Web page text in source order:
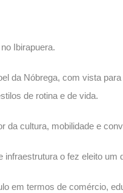
no Ibirapuera.
da Nóbrega, com vista
de rotina e de vida.
cultura, mobilidade e
o fez eleito um
em termos de comércio,